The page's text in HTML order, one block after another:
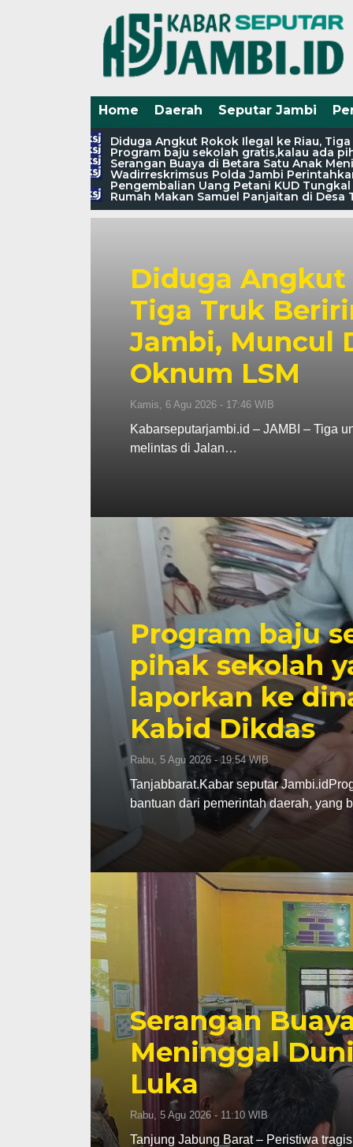
Home Daerah Seputar Jambi
Diduga Angkut Rokok Ilegal ke Riau,
Program baju sekolah gratis,kalau ada
Serangan Buaya di Betara Satu Anak
Wadirreskrimsus Polda Jambi
Pengembalian Uang Petani KUD Tungkal
Rumah Makan Samuel Panjaitan di
Diduga Angkut
Tiga Truk
Jambi, Muncul
Oknum LSM
Kamis, 6 Agu 2026 - 17:46 WIB
Kabarseputarjambi.id – JAMBI – Tiga
melintas di Jalan…
Program baju
pihak sekolah
laporkan ke
Kabid Dikdas
Rabu, 5 Agu 2026 - 19:54 WIB
Tanjabbarat.Kabar seputar
bantuan dari pemerintah daerah, yang
Serangan
Meninggal
Luka
Rabu, 5 Agu 2026 - 11:10 WIB
Tanjung Jabung Barat – Peristiwa